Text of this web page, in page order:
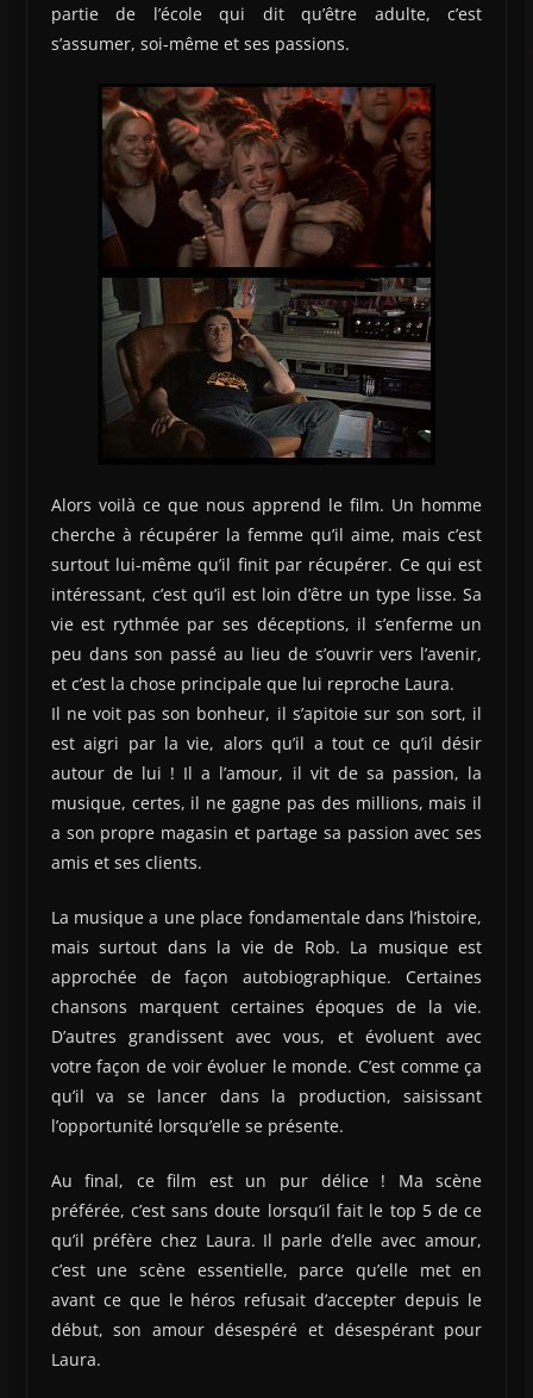
partie de l’école qui dit qu’être adulte, c’est
s’assumer, soi-même et ses passions.
Alors voilà ce que nous apprend le film. Un homme
cherche à récupérer la femme qu’il aime, mais c’est
surtout lui-même qu’il finit par récupérer. Ce qui est
intéressant, c’est qu’il est loin d’être un type lisse. Sa
vie est rythmée par ses déceptions, il s’enferme un
peu dans son passé au lieu de s’ouvrir vers l’avenir,
et c’est la chose principale que lui reproche Laura.
Il ne voit pas son bonheur, il s’apitoie sur son sort, il
est aigri par la vie, alors qu’il a tout ce qu’il désir
autour de lui ! Il a l’amour, il vit de sa passion, la
musique, certes, il ne gagne pas des millions, mais il
a son propre magasin et partage sa passion avec ses
amis et ses clients.
La musique a une place fondamentale dans l’histoire,
mais surtout dans la vie de Rob. La musique est
approchée de façon autobiographique. Certaines
chansons marquent certaines époques de la vie.
D’autres grandissent avec vous, et évoluent avec
votre façon de voir évoluer le monde. C’est comme ça
qu’il va se lancer dans la production, saisissant
l’opportunité lorsqu’elle se présente.
Au final, ce film est un pur délice ! Ma scène
préférée, c’est sans doute lorsqu’il fait le top 5 de ce
qu’il préfère chez Laura. Il parle d’elle avec amour,
c’est une scène essentielle, parce qu’elle met en
avant ce que le héros refusait d’accepter depuis le
début, son amour désespéré et désespérant pour
Laura.